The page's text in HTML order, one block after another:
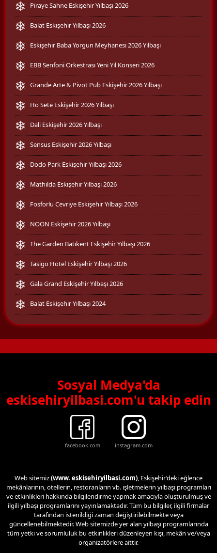
Piraye Sahne Eskişehir Yılbaşı 2026
Balat Eskişehir Yılbaşı 2026
Eskişehir Baba Yorgun Meyhanesi 2026 Yılbaşı
EBB Senfoni Orkestrası Yeni Yıl Konseri 2026
Grande Arte & Pivot Pub Eskişehir 2026 Yılbaşı
Ho Sete Eskişehir 2026 Yılbaşı
Dali Eskişehir 2026 Yılbaşı
Sensus Eskişehir 2026 Yılbaşı
Dodo Park Eskişehir Yılbaşı 2026
Mathilda Eskişehir Yılbaşı 2026
Fosforlu Cevriye Eskişehir Yılbaşı 2026
NOON Eskişehir 2026 Yılbaşı
The Garden Batıkent Eskişehir Yılbaşı 2026
Tasigo Hotel Eskişehir Yılbaşı 2026
Gala Grand Eskişehir Yılbaşı 2026
Balat Eskişehir Yılbaşı 2024
Sosyal Medya'da
eskisehiryilbasi.com'u takip edin
facebook.com instagram.com
Web sitemiz(www. eskisehiryilbasi.com), Eskişehir’deki eğlence
mekânlarının, otellerin, restoranların vb. işletmelerin yılbaşı programları
ve etkinlikleri hakkında bilgilendirme yapmak amacıyla oluşturulmuş ve
ilgili yılbaşı programlarını yayınlamaktadır. Tüm bu bilgiler, ilgili firmalar
tarafından istenildiği zaman değiştirilebilmekte veya
güncellenebilmektedir. Web sitemizde yer alan yılbaşı programlarında
tüm yetki ve sorumluluk bu etkinlikleri düzenleyen kişi, mekân ve/veya
organizatörlere aittir.